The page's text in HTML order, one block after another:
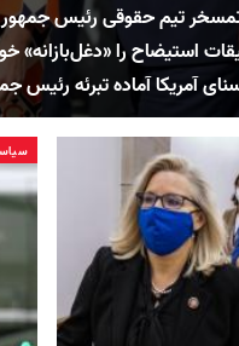
تیم حقوقی رئیس جمهور
استیضاح را «دغل‌بازانه»
آمریکا آماده تبرئه